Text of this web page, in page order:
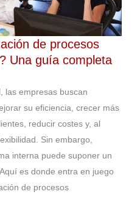
de procesos
Una guía completa
las empresas buscan
su eficiencia, crecer más
reducir costes y, al
Sin embargo,
interna puede suponer un
es donde entra en juego
de procesos